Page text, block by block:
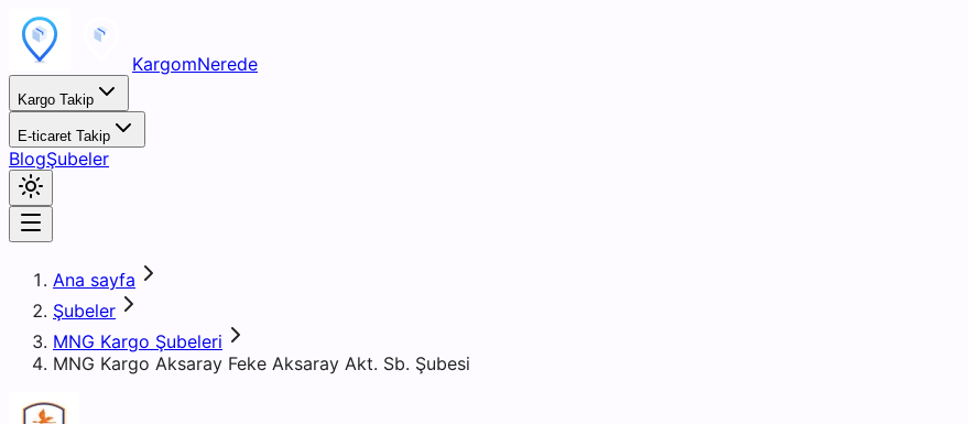
KargomNerede
Kargo Takip
E-ticaret Takip
BlogŞubeler
Ana sayfa
Şubeler
MNG Kargo Şubeleri
MNG Kargo Aksaray Feke Aksaray Akt. Sb. Şubesi